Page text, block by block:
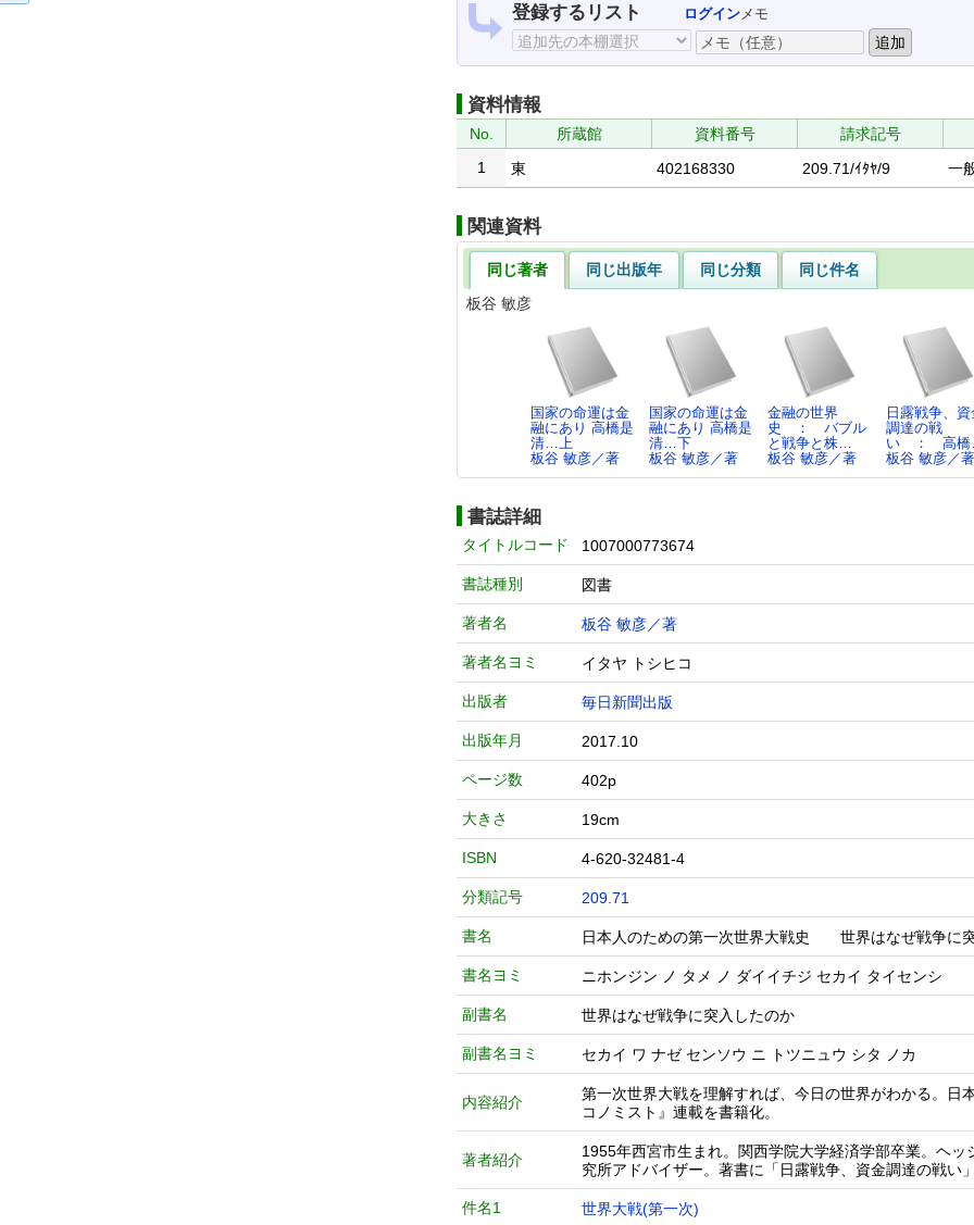
登録するリスト ログインメモ
資料情報
No. 所蔵館 資料番号 請求記号
1
東 402168330 209.71/ｲﾀﾔ/9 一
関連資料
同じ著者 同じ出版年 同じ分類
同じ件名
板谷 敏彦
国家の命運は金
融にあり 高橋是
清…上
板谷 敏彦／著
国家の命運は金
融にあり 高橋是
清…下
板谷 敏彦／著
金融の世界
史 ： バブル
と戦争と株…
板谷 敏彦／著
日露戦争、資
調達の戦
い ： 高
板谷 敏彦／著
書誌詳細
タイトルコード 1007000773674
書誌種別 図書
著者名 板谷 敏彦／著
著者名ヨミ イタヤ トシヒコ
出版者 毎日新聞出版
出版年月 2017.10
ページ数 402p
大きさ 19cm
ISBN 4-620-32481-4
分類記号 209.71
書名 日本人のための第一次世界大戦史 世界はなぜ戦争
書名ヨミ ニホンジン ノ タメ ノ ダイイチジ セカイ タイセンシ
副書名 世界はなぜ戦争に突入したのか
副書名ヨミ セカイ ワ ナゼ センソウ ニ トツニュウ シタ ノカ
内容紹介
第一次世界大戦を理解すれば、今日の世界がわかる。日
コノミスト』連載を書籍化。
著者紹介
1955年西宮市生まれ。関西学院大学経済学部卒業。ヘ
究所アドバイザー。著書に「日露戦争、資金調達の戦い」
件名1 世界大戦(第一次)